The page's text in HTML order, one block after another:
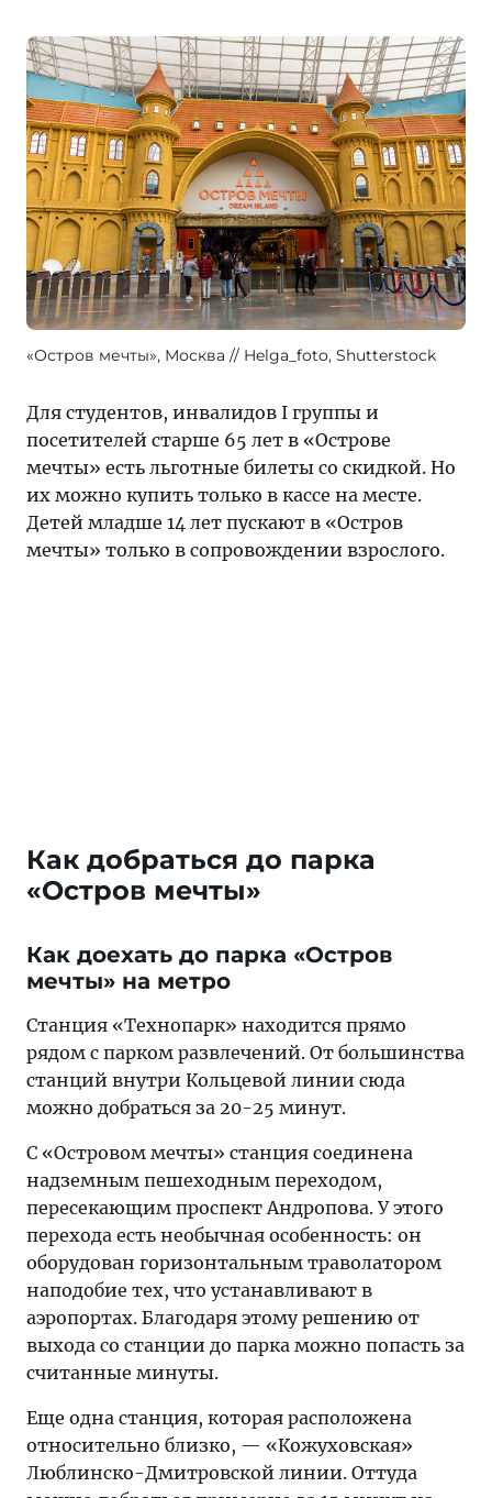
«Остров мечты», Москва Helga_foto, Shutterstock
Для студентов, инвалидов I группы и
посетителей старше 65 лет в «Острове
мечты» есть льготные билеты со скидкой. Но
их можно купить только в кассе на месте.
Детей младше 14 лет пускают в «Остров
мечты» только в сопровождении взрослого.
Как добраться до парка
«Остров мечты»
Как доехать до парка «Остров
мечты» на метро
Станция «Технопарк» находится прямо
рядом с парком развлечений. От большинства
станций внутри Кольцевой линии сюда
можно добраться за 20-25 минут.
С «Островом мечты» станция соединена
надземным пешеходным переходом,
пересекающим проспект Андропова. У этого
перехода есть необычная особенность: он
оборудован горизонтальным траволатором
наподобие тех, что устанавливают в
аэропортах. Благодаря этому решению от
выхода со станции до парка можно попасть за
считанные минуты.
Еще одна станция, которая расположена
относительно близко, — «Кожуховская»
Люблинско-Дмитровской линии. Оттуда